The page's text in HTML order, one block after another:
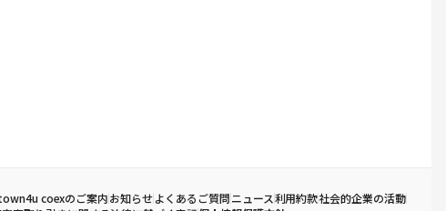
coexのご案内お知らせよくあるご質問ニュース利用約款社会的企業の活動